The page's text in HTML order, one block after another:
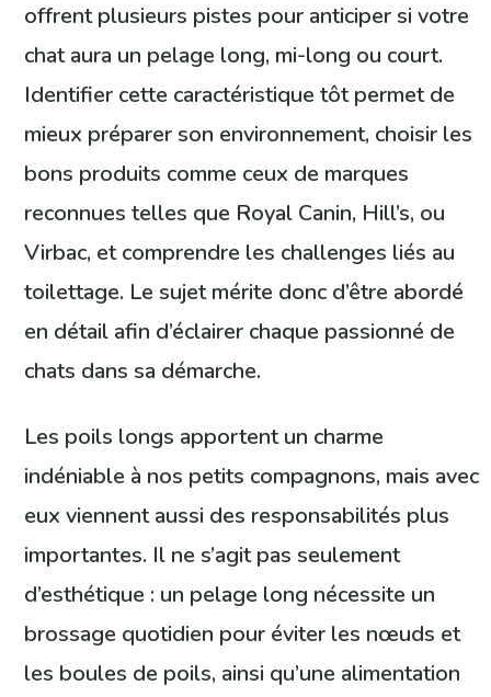
offrent plusieurs pistes pour anticiper si votre
chat aura un pelage long, mi-long ou court.
Identifier cette caractéristique tôt permet de
mieux préparer son environnement, choisir les
bons produits comme ceux de marques
reconnues telles que Royal Canin, Hill’s, ou
Virbac, et comprendre les challenges liés au
toilettage. Le sujet mérite donc d’être abordé
en détail afin d’éclairer chaque passionné de
chats dans sa démarche.
Les poils longs apportent un charme
indéniable à nos petits compagnons, mais avec
eux viennent aussi des responsabilités plus
importantes. Il ne s’agit pas seulement
d’esthétique : un pelage long nécessite un
brossage quotidien pour éviter les nœuds et
les boules de poils, ainsi qu’une alimentation